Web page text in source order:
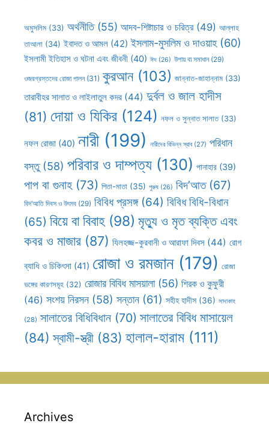
অমুসলিম (33) অর্থনীতি(55) আদব-শিষ্টাচার ও চরিত্র(49) আল্লাহ
তাআলা (34) ইবাদত ও আমল (42) ইসলাম-মুসলিম ও দাওয়াহ(60)
ইসলামী ইতিহাস ও ঘটনা এবং জীবনী (40) ঈদ (26) উপায় বা সমাধান(29)
ওজরগ্রস্তদের রোজা পালন(31) কুরআন(103) জান্নাত-জাহান্নাম (33)
তারাবীহর সালাত ও লাইলাতুল কদর (44) দুর্বল ও জাল হাদীস
(81) দোয়া ও যিকির (124) নফল ও সুন্নাত সালাত(33)
নফল রোজা (40) নারী(199) নারীদের বিভিন্ন স্রাব(27) পরিধান
বস্তু(58) পরিবার ও দাম্পত্য (130) পানাহার (39)
পাপ বা গুনাহ(73) পিতা-মাতা (35) পুরুষ (26) বিদ’আত(67)
বিদ’আতি দিবস ও উৎসব (29) বিবিধ প্রসঙ্গ(64) বিবিধ বিধি-বিধান
(65) বিয়ে বা বিবাহ (98) মৃত্যু ও মৃত ব্যক্তি এবং
কবর ও মাজার (87) যিলহজ্জ-কুরবানী ও আরাফা দিবস (44) রোগ
ব্যাধি ও চিকিৎসা (41) রোজা ও রমজান(179) রোজা
ভঙ্গের কারণসমূহ (32) রোজার বিবিধ মাসয়ালা(56) শিরক ও কুফুরী
(46) সংশয় নিরসন (58) সন্তান (61) সহীহ হাদীস (36) সাদাকাহ
(28) সালাতের বিধিবিধান (70) সালাতের বিবিধ মাসায়েল
(84) স্বামী-স্ত্রী (83) হালাল-হারাম (111)
Archives